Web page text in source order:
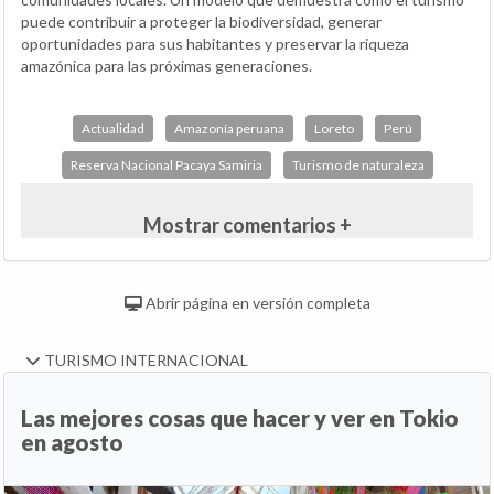
puede contribuir a proteger la biodiversidad, generar
oportunidades para sus habitantes y preservar la riqueza
amazónica para las próximas generaciones.
Actualidad Amazonía peruana Loreto Perú
Reserva Nacional Pacaya Samiria Turismo de naturaleza
Mostrar comentarios +
Abrir página en versión completa
TURISMO INTERNACIONAL
Las mejores cosas que hacer y ver en Tokio
en agosto